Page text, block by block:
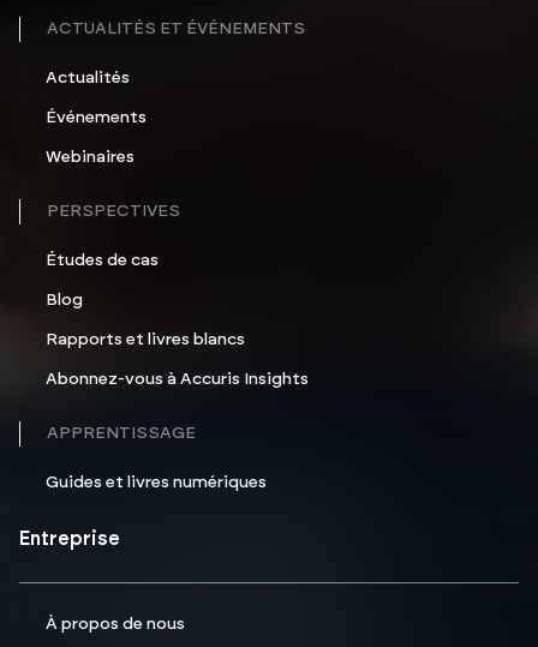
ACTUALITÉS ET ÉVÉNEMENTS
Actualités
Événements
Webinaires
PERSPECTIVES
Études de cas
Blog
Rapports et livres blancs
Abonnez-vous à Accuris Insights
APPRENTISSAGE
Guides et livres numériques
Entreprise
À propos de nous